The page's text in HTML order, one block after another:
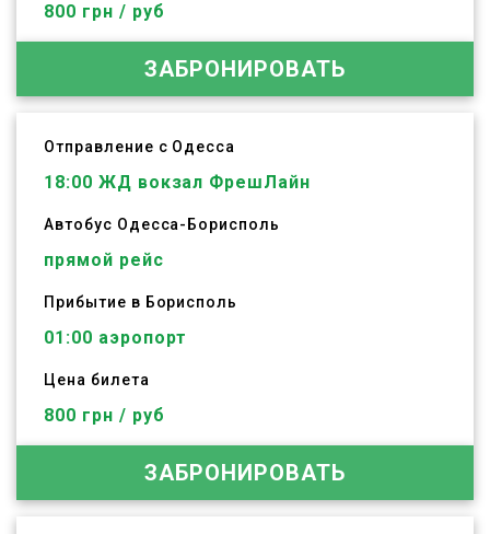
800 грн / руб
ЗАБРОНИРОВАТЬ
Отправление с Одесса
18:00 ЖД вокзал ФрешЛайн
Автобус Одесса- Борисполь
прямой рейс
Прибытие в Борисполь
01:00 аэропорт
Цена билета
800 грн / руб
ЗАБРОНИРОВАТЬ